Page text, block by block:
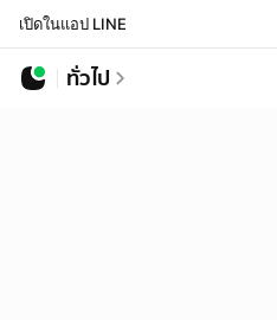
เปิดในแอป LINE
ทั่วไป